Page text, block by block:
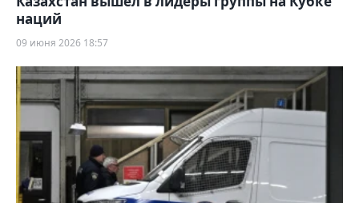
наций
09 июня 2026 18:57